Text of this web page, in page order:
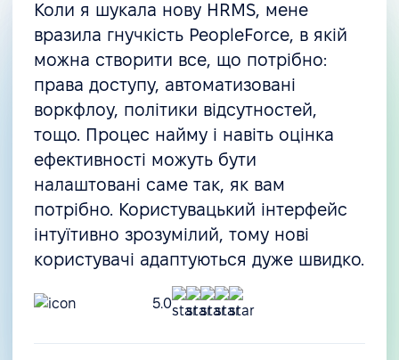
Коли я шукала нову HRMS, мене
вразила гнучкість PeopleForce, в якій
можна створити все, що потрібно:
права доступу, автоматизовані
воркфлоу, політики відсутностей,
тощо. Процес найму і навіть оцінка
ефективності можуть бути
налаштовані саме так, як вам
потрібно. Користувацький інтерфейс
інтуїтивно зрозумілий, тому нові
користувачі адаптуються дуже швидко.
5.0